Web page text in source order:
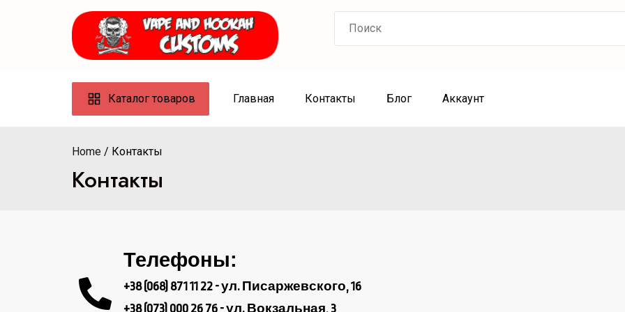
Каталог товаров Главная Контакты Блог Аккаунт
Home Контакты
Контакты
Телефоны:
+38 (068) 871 11 22 - ул. Писаржевского, 16
+38 (073) 000 26 76 - ул. Вокзальная, 3